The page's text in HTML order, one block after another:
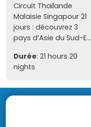
Circuit Thaïlande
Malaisie Singapour 21
jours : découvrez 3
pays d’Asie du Sud-E...
Durée: 21 hours 20
nights